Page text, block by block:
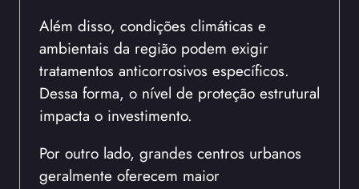
Além disso, condições climáticas e
ambientais da região podem exigir
tratamentos anticorrosivos específicos.
Dessa forma, o nível de proteção estrutural
impacta o investimento.
Por outro lado, grandes centros urbanos
geralmente oferecem maior